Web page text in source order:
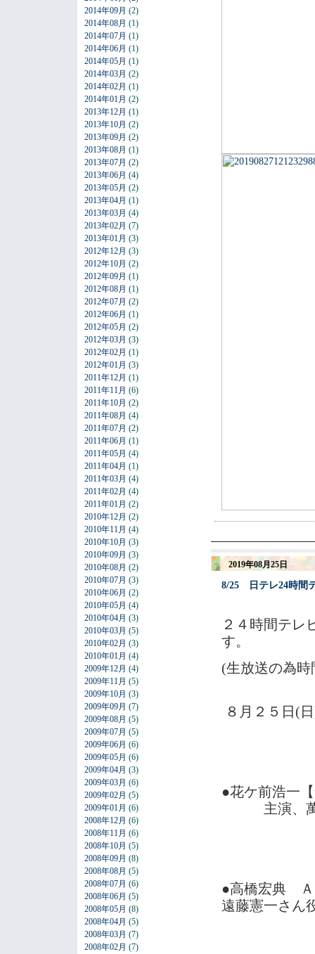
2014年09月 (2)
2014年08月 (1)
2014年07月 (1)
2014年06月 (1)
2014年05月 (1)
2014年03月 (2)
2014年02月 (1)
2014年01月 (2)
2013年12月 (1)
2013年10月 (2)
2013年09月 (2)
2013年08月 (1)
2013年07月 (2)
2013年06月 (4)
2013年05月 (2)
2013年04月 (1)
2013年03月 (4)
2013年02月 (7)
2013年01月 (3)
2012年12月 (3)
2012年10月 (2)
2012年09月 (1)
2012年08月 (1)
2012年07月 (2)
2012年06月 (1)
2012年05月 (2)
2012年03月 (3)
2012年02月 (1)
2012年01月 (3)
2011年12月 (1)
2011年11月 (6)
2011年10月 (2)
2011年08月 (4)
2011年07月 (2)
2011年06月 (1)
2011年05月 (4)
2011年04月 (1)
2011年03月 (4)
2011年02月 (4)
2011年01月 (2)
2010年12月 (2)
2010年11月 (4)
2010年10月 (3)
2010年09月 (3)
2010年08月 (2)
2010年07月 (3)
2010年06月 (2)
2010年05月 (4)
2010年04月 (3)
2010年03月 (5)
2010年02月 (3)
2010年01月 (4)
2009年12月 (4)
2009年11月 (5)
2009年10月 (3)
2009年09月 (7)
2009年08月 (5)
2009年07月 (5)
2009年06月 (6)
2009年05月 (6)
2009年04月 (3)
2009年03月 (6)
2009年02月 (5)
2009年01月 (6)
2008年12月 (6)
2008年11月 (6)
2008年10月 (5)
2008年09月 (8)
2008年08月 (5)
2008年07月 (6)
2008年06月 (5)
2008年05月 (8)
2008年04月 (5)
2008年03月 (7)
2008年02月 (7)
2019年08月25日
8/25 日テレ24時間
２４時間テレ
す。
(生放送の為
８月２５日
●花ケ前浩一
主演、萬
●高橋宏典 Ａ
遠藤憲一さん